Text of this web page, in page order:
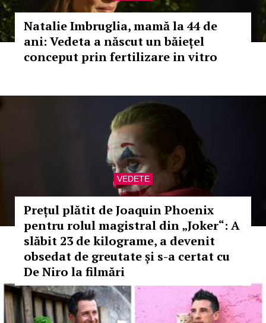
Natalie Imbruglia, mamă la 44 de
ani: Vedeta a născut un băiețel
conceput prin fertilizare in vitro
VEDETE
Prețul plătit de Joaquin Phoenix
pentru rolul magistral din „Joker“: A
slăbit 23 de kilograme, a devenit
obsedat de greutate și s-a certat cu
De Niro la filmări